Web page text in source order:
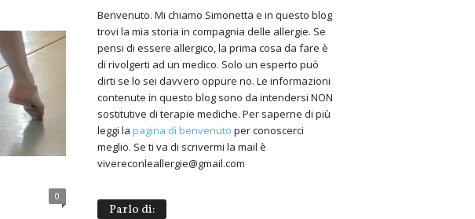
0
Benvenuto. Mi chiamo Simonetta e in questo blog
trovi la mia storia in compagnia delle allergie. Se
pensi di essere allergico, la prima cosa da fare è
di rivolgerti ad un medico. Solo un esperto può
dirti se lo sei davvero oppure no. Le informazioni
contenute in questo blog sono da intendersi NON
sostitutive di terapie mediche. Per saperne di più
leggi la pagina di benvenuto per conoscerci
meglio. Se ti va di scrivermi la mail è
vivereconleallergie@gmail.com
Parlo di: